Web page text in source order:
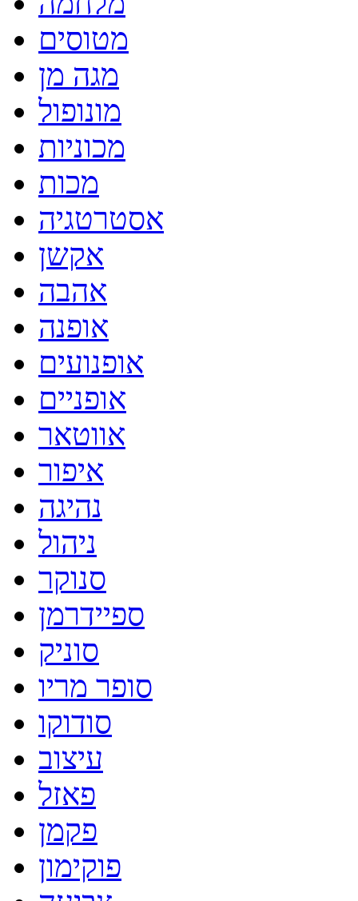
מטוסים
מגה מן
מונופול
מכוניות
מכות
אסטרטגיה
אקשן
אהבה
אופנה
אופנועים
אופניים
אווטאר
איפור
נהיגה
ניהול
סנוקר
ספיידרמן
סוניק
סופר מריו
סודוקו
עיצוב
פאזל
פקמן
פוקימון